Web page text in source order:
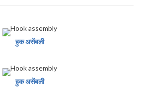
हुक असेंबली
हुक असेंबली